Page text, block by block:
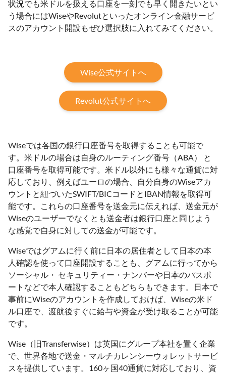
状況でも米ドルを扱える口座を一刻でも早く開きたいとい
う場合にはWiseやRevolutといったオンライン金融サービ
スのアカウント開設もぜひ選択肢に入れてみてください。
Wise公式サイトへ
Revolut公式サイトへ
Wiseでは各国の銀行口座番号を取得することも可能で
す。米ドルの場合は自身のルーティング番号（ABA） と
口座番号を取得可能です。米ドル以外にも様々な通貨に対
応しており、例えばユーロの場合、自分自身のWiseアカ
ウントと紐づいたSWIFT/BICコードとIBAN情報を取得可
能です。これらの口座番号を送金元に伝えれば、送金元が
Wiseのユーザーでなくとも送金者は銀行口座と同じよう
な感覚で自身に対しての送金が可能です。
Wiseではグアムに行く前に日本の居住者として日本の本
人確認を使って口座開設することも、グアムに行ってから
ソーシャル・ セキュリティー・ナンバーや日本のパスポ
ートなどで本人確認することもどちらもできます。日本で
事前にWiseのアカウントを作成しておけば、Wiseの米ド
ル口座で、渡航後すぐに給与や資金が受け取ることが可能
です。
Wise（旧Transferwise）は英国にグループ本社を置く企業
で、世界各地で送金・マルチカレンシーウォレットサービ
スを提供しています。160ヶ国40通貨に対応しており、資